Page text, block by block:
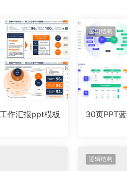
作汇报ppt模板
逻辑结构
30页PPT
逻辑结构